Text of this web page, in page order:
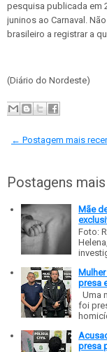
pesquisa publicada em
juninos ao Carnaval.
brasileiro a registrar a
(Diário do Nordeste)
← Postagem mais
Postagens
Mãe
Foto:
presa
Uma
foi
presa